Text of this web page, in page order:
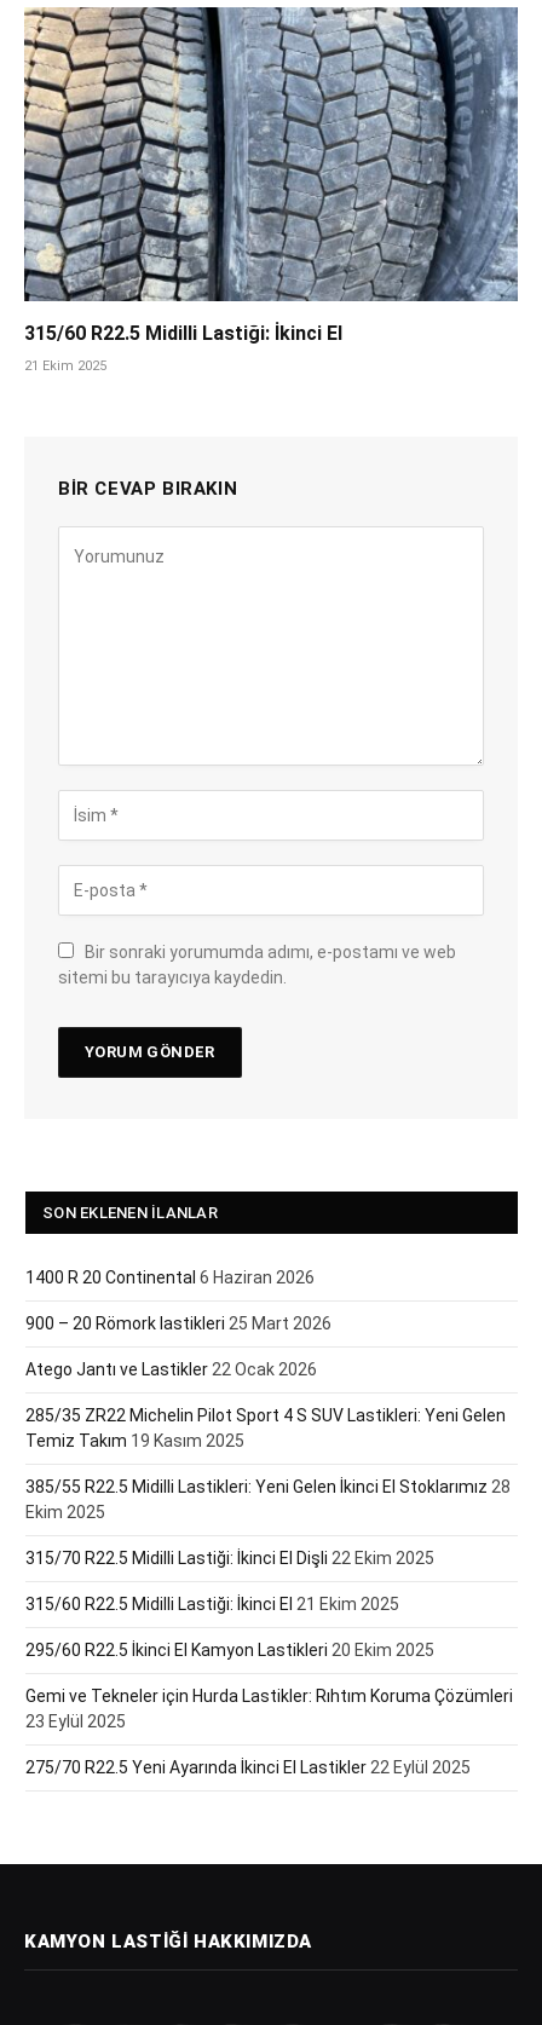
315/60 R22.5 Midilli Lastiği: İkinci El
21 Ekim 2025
BIR CEVAP BIRAKIN
Bir sonraki yorumumda adımı, e-postamı ve web
sitemi bu tarayıcıya kaydedin.
SON EKLENEN İLANLAR
1400 R 20 Continental 6 Haziran 2026
900 – 20 Römork lastikleri 25 Mart 2026
Atego Jantı ve Lastikler 22 Ocak 2026
285/35 ZR22 Michelin Pilot Sport 4 S SUV Lastikleri: Yeni Gelen
Temiz Takım 19 Kasım 2025
385/55 R22.5 Midilli Lastikleri: Yeni Gelen İkinci El Stoklarımız 28
Ekim 2025
315/70 R22.5 Midilli Lastiği: İkinci El Dişli 22 Ekim 2025
315/60 R22.5 Midilli Lastiği: İkinci El 21 Ekim 2025
295/60 R22.5 İkinci El Kamyon Lastikleri 20 Ekim 2025
Gemi ve Tekneler için Hurda Lastikler: Rıhtım Koruma Çözümleri
23 Eylül 2025
275/70 R22.5 Yeni Ayarında İkinci El Lastikler 22 Eylül 2025
KAMYON LASTIĞI HAKKIMIZDA